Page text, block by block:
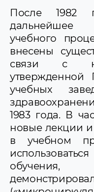
После 1982
дальнейшее
учебного
внесены
связи с
утвержденной
учебных
1983 года. В
новые лекции и
в учебном